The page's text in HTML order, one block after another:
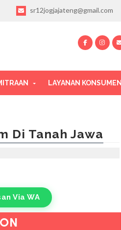
sr12jogjajateng@gmail.com
LAYANAN KONSUMEN
Di Tanah Jawa
Via WA